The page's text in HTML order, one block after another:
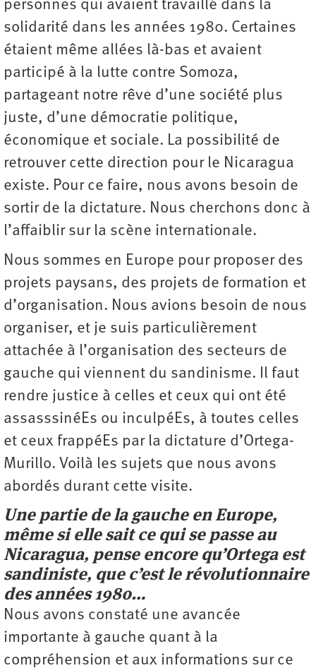
personnes qui avaient travaillé dans la
solidarité dans les années 1980. Certaines
étaient même allées là-bas et avaient
participé à la lutte contre Somoza,
partageant notre rêve d’une société plus
juste, d’une démocratie politique,
économique et sociale. La possibilité de
retrouver cette direction pour le Nicaragua
existe. Pour ce faire, nous avons besoin de
sortir de la dictature. Nous cherchons donc à
l’affaiblir sur la scène internationale.
Nous sommes en Europe pour proposer des
projets paysans, des projets de formation et
d’organisation. Nous avions besoin de nous
organiser, et je suis particulièrement
attachée à l’organisation des secteurs de
gauche qui viennent du sandinisme. Il faut
rendre justice à celles et ceux qui ont été
assasssinéEs ou inculpéEs, à toutes celles
et ceux frappéEs par la dictature d’Ortega-
Murillo. Voilà les sujets que nous avons
abordés durant cette visite.
Une partie de la gauche en Europe,
même si elle sait ce qui se passe au
Nicaragua, pense encore qu’Ortega est
sandiniste, que c’est le révolutionnaire
des années 1980…
Nous avons constaté une avancée
importante à gauche quant à la
compréhension et aux informations sur ce